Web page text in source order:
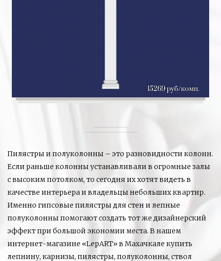
15269 руб/комп.
Пилястры и полуколонны – это разновидности колонн.
Если раньше колонны устанавливали в огромные залы
с высоким потолком, то сегодня их хотят видеть в
качестве интерьера и владельцы небольших квартир.
Именно гипсовые пилястры для стен и лепные
полуколонны помогают создать тот же дизайнерский
эффект при большой экономии места. В нашем
интернет-магазине «LepART» в Махачкале купить
лепнину, карнизы, пилястры, полуколонны, ствол